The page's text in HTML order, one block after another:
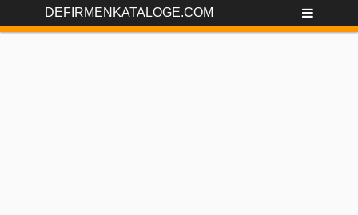
DEFIRMENKATALOGE.COM